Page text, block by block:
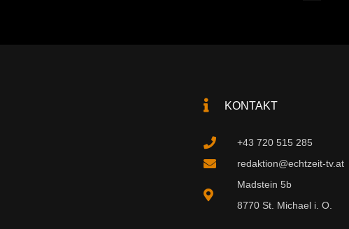
KONTAKT
+43 720 515 285
redaktion@echtzeit-tv.at
Madstein 5b
8770 St. Michael i. O.